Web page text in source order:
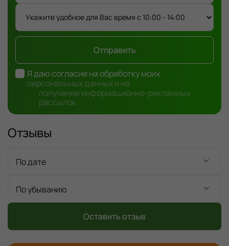
Отправить
Я даю согласие на обработку моих
персональных данных и на
получение информационно-рекламных
рассылок.
Отзывы
По дате
По убыванию
Оставить отзыв